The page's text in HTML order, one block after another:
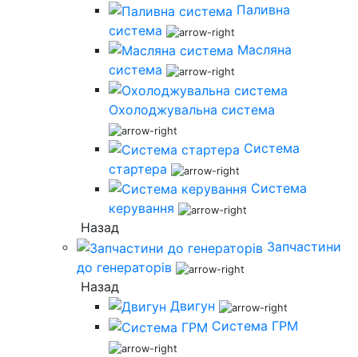
Паливна
система
Масляна
система
Охолоджувальна система
Система
стартера
Система
керування
Назад
Запчастини
до генераторів
Назад
Двигун
Система ГРМ